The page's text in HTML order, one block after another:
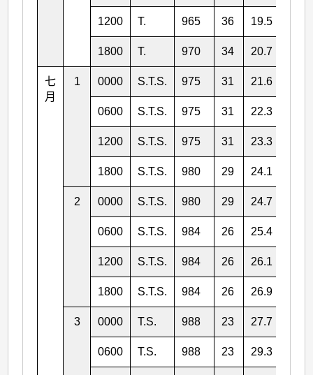
1200 T. 965 36 19.5
1800 T. 970 34 20.7
七
月
1 0000 S.T.S. 975 31 21.6
0600 S.T.S. 975 31 22.3
1200 S.T.S. 975 31 23.3
1800 S.T.S. 980 29 24.1
2 0000 S.T.S. 980 29 24.7
0600 S.T.S. 984 26 25.4
1200 S.T.S. 984 26 26.1
1800 S.T.S. 984 26 26.9
3 0000 T.S. 988 23 27.7
0600 T.S. 988 23 29.3